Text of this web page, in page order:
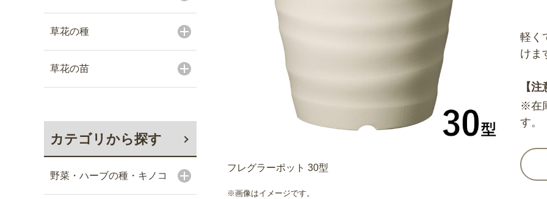
草花の種
草花の苗
カテゴリから探す
野菜・ハーブの種・キノコ
フレグラーポット 30型
※画像はイメージです。
軽く
けま
【
※在
す。